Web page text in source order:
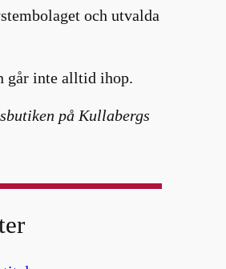
och utvalda
går inte alltid ihop.
på Kullabergs